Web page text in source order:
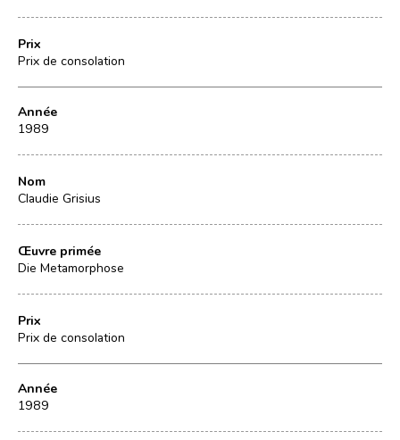
Prix
Prix de consolation
Année
1989
Nom
Claudie Grisius
Œuvre primée
Die Metamorphose
Prix
Prix de consolation
Année
1989